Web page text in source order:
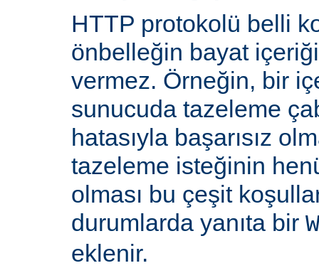
HTTP protokolü belli
önbelleğin bayat
vermez. Örneğin, bir
sunucuda tazeleme
hatasıyla başarısız
tazeleme isteğinin
olması bu çeşit
durumlarda yanıta bir
eklenir.